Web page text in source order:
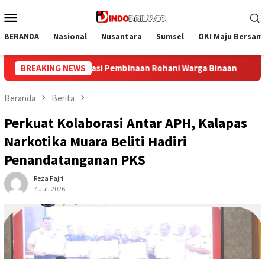
ke
Mobile
BERANDA Nasional Nusantara Sumsel OKI Maju
BREAKING NEWSBangun Kesamaan Persepsi, Lapas Narkotika
Beranda Berita
Perkuat Kolaborasi Antar APH, Kalapas
Narkotika Muara Beliti Hadiri
Penandatanganan PKS
Reza Fajri
7 Juli 2026